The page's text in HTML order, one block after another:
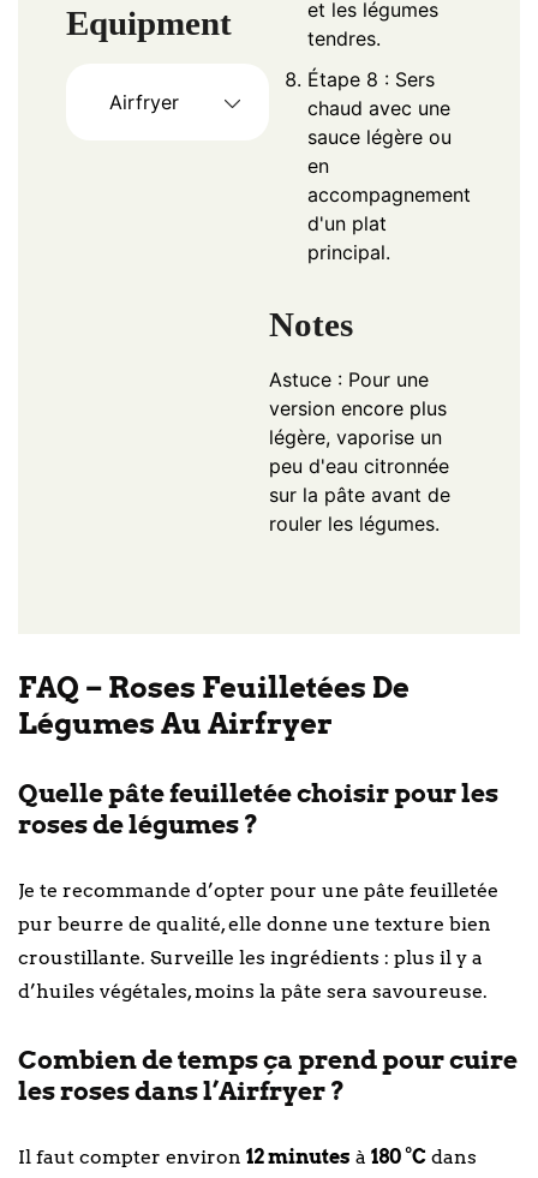
Equipment
Airfryer
et les légumes
tendres.
Étape 8 : Sers
chaud avec une
sauce légère ou
en
accompagnement
d'un plat
principal.
Notes
Astuce : Pour une
version encore plus
légère, vaporise un
peu d'eau citronnée
sur la pâte avant de
rouler les légumes.
FAQ – Roses Feuilletées De
Légumes Au Airfryer
Quelle pâte feuilletée choisir pour les
roses de légumes ?
Je te recommande d’opter pour une pâte feuilletée
pur beurre de qualité, elle donne une texture bien
croustillante. Surveille les ingrédients : plus il y a
d’huiles végétales, moins la pâte sera savoureuse.
Combien de temps ça prend pour cuire
les roses dans l’Airfryer ?
Il faut compter environ 12 minutes à 180 °C dans